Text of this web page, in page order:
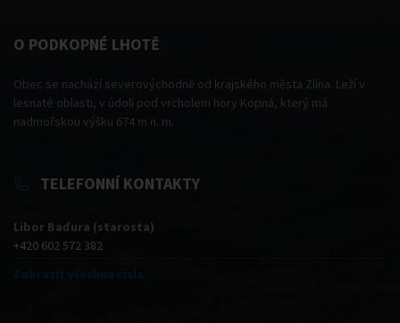
O PODKOPNÉ LHOTĚ
Obec se nachází severovýchodně od krajského města Zlína. Leží v
lesnaté oblasti, v údolí pod vrcholem hory Kopná, který má
nadmořskou výšku 674 m n. m.
TELEFONNÍ KONTAKTY
Libor Baďura (starosta)
+420 602 572 382
Zobrazit všechna čísla